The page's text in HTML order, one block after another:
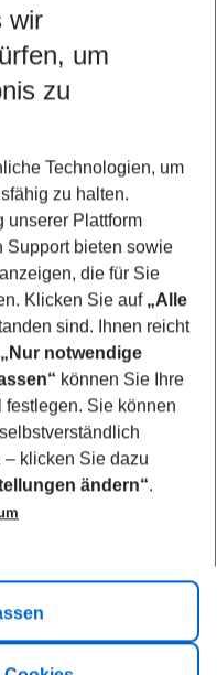
best
wir
um
zu
Technologien, um
zu halten.
unserer Plattform
Support bieten sowie
die für Sie
Klicken Sie auf „Alle
sind. Ihnen reicht
„Nur notwendige
können Sie Ihre
Sie können
– klicken Sie dazu
ändern“.